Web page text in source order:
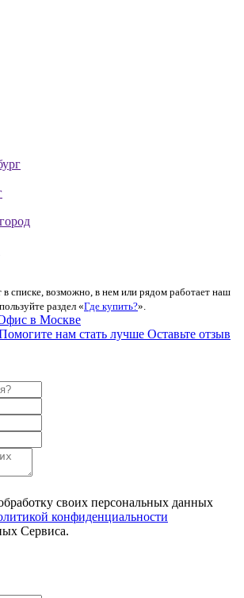
в списке, возможно, в нем или рядом работает наш
раздел «Где купить?».
в Москве
нам стать лучше Оставьте отзыв
своих персональных данных
конфиденциальности
Сервиса.